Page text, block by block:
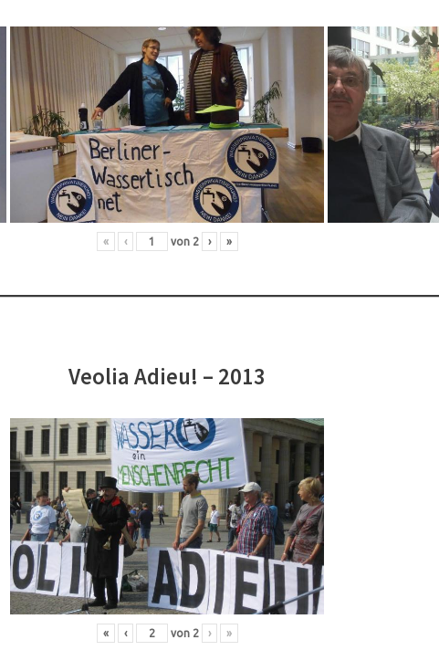
« ‹ von 2 › »
Veolia Adieu! – 2013
« ‹ von 2 › »